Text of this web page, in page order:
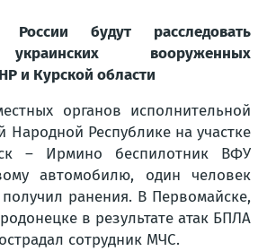
будут расследовать
вооруженных
и Курской области
органов исполнительной
Народной Республике на участке
– Ирмино беспилотник ВФУ
автомобилю, один человек
ранения. В Первомайске,
в результате атак БПЛА
сотрудник МЧС.